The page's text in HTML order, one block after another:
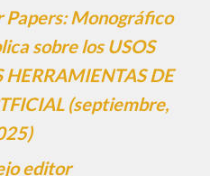
Papers: Monográfico
sobre los USOS
HERRAMIENTAS DE
(septiembre,
editor